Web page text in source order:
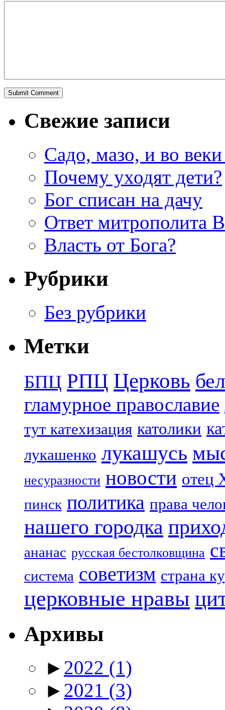
Свежие записи
Садо, мазо, и во веки
Почему уходят дети?
Бог списан на дачу
Ответ митрополита
Власть от Бога?
Рубрики
Без рубрики
Метки
БПЦ РПЦ Церковь
гламурное православие
тут катехизация католики
лукашенко лукашусь
несуразности новости отец
пинск политика права
нашего городка
ананас русская бестолковщина
система советизм страна
церковные нравы
Архивы
► 2022 (1)
► 2021 (3)